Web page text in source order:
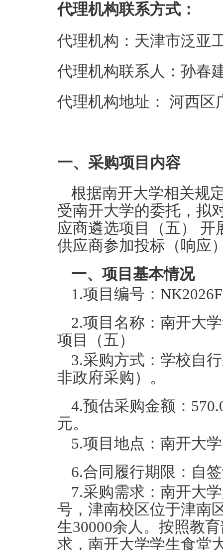
代理机构联系方式：
代理机构：天津市泛亚
代理机构联系人：孙春
代理机构地址： 河西区
一、采购项目内容
根据南开大学相关规
受南开大学的委托，拟
应商遴选项目（五）
供应商参加投标（响应
一、项目基本情况
1.项目编号：
2.项目名称：南开大
项目（五）
3.采购方式：学校自
非政府采购 ）。
4.预估采购金额：
元。
5.项目地点：南开大
6.合同履行期限：自
7.采购需求：南开大
号，津南校区位于津南
生30000余人。按照教
求，南开大学学生食堂